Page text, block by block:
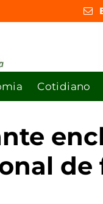
Cotidiano
de